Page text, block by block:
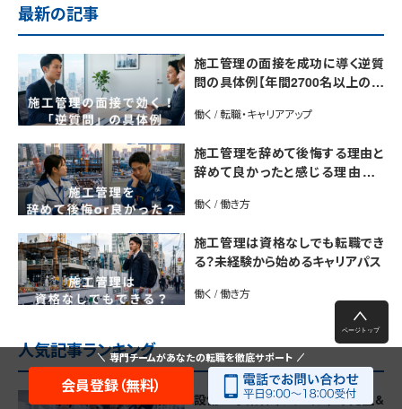
最新の記事
施工管理の面接を成功に導く逆質
問の具体例【年間2700名以上の施
働く / 転職・キャリアアップ
施工管理を辞めて後悔する理由と
辞めて良かったと感じる理由は？
説】
働く / 働き方
施工管理は資格なしでも転職でき
る？未経験から始めるキャリアパス
働く / 働き方
人気記事ランキング
設備工事業界（サブコン）の売上&
専門チームがあなたの転職を徹底サポート
会員登録（無料）